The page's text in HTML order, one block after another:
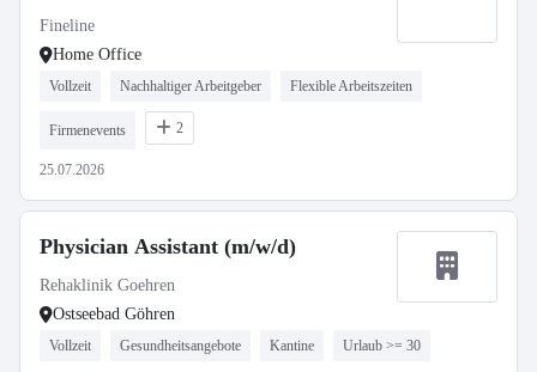
Fineline
Home Office
Vollzeit Nachhaltiger Arbeitgeber Flexible Arbeitszeiten
Firmenevents 2
25.07.2026
Physician Assistant (m/w/d)
Rehaklinik Goehren
Ostseebad Göhren
Vollzeit Gesundheitsangebote Kantine Urlaub >= 30